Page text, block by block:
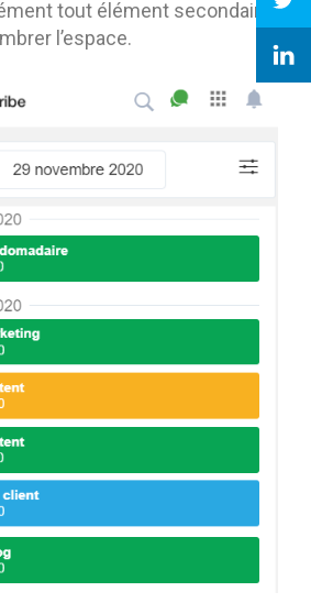
tout élément secondaire
l’espace.